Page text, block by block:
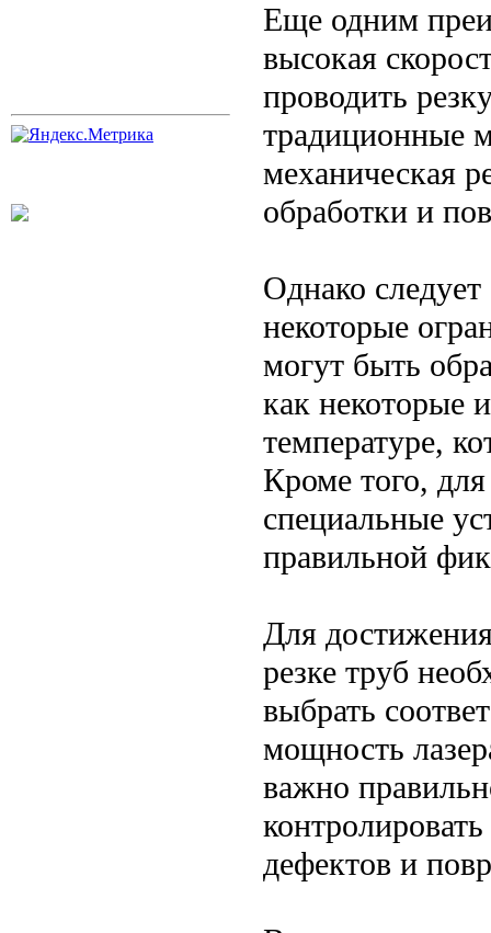
Еще одним
высокая
проводить
традиционные
механическая
обработки и
Однако следует
некоторые
могут быть
как некоторые
температуре,
Кроме того,
специальные
правильной
Для
резке труб
выбрать
мощность
важно
дефектов и